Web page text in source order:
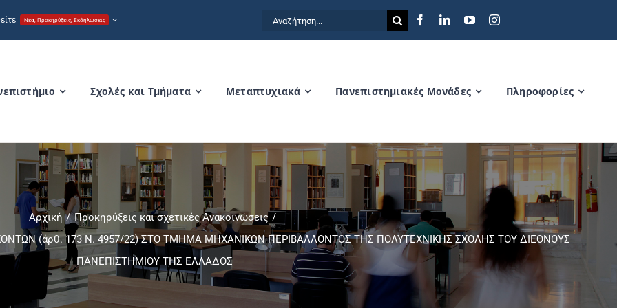
Νέα, Προκηρύξεις, Εκδηλώσεις
Αναζήτηση
for:
Σχολές και Τμήματα Μεταπτυχιακά Πανεπιστημιακές Μονάδες Πληροφορίες
Αρχική
Προκηρύξεις και σχετικές Ανακοινώσεις
(άρθ. 173 Ν. 4957/22) ΣΤΟ ΤΜΗΜΑ ΜΗΧΑΝΙΚΩΝ ΠΕΡΙΒΑΛΛΟΝΤΟΣ ΤΗΣ ΠΟΛΥΤΕΧΝΙΚΗΣ ΣΧΟΛΗΣ ΤΟΥ ΔΙΕΘΝΟΥΣ
ΠΑΝΕΠΙΣΤΗΜΙΟΥ ΤΗΣ ΕΛΛΑΔΟΣ